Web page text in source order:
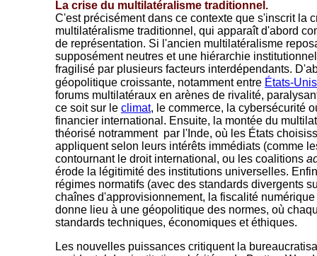
La crise du multilatéralisme traditionnel.
C'est précisément dans ce contexte que s'inscrit la
multilatéralisme traditionnel, qui apparaît d'abord
de représentation. Si l'ancien multilatéralisme
supposément neutres et une hiérarchie
fragilisé par plusieurs facteurs interdépendants.
géopolitique croissante, notamment entre États-Unis
forums multilatéraux en arènes de rivalité,
ce soit sur le climat, le commerce, la cybersécurité
financier international. Ensuite, la montée du
théorisé notramment par l'Inde, où les États
appliquent selon leurs intérêts immédiats (comme
contournant le droit international, ou les coalitions
érode la légitimité des institutions universelles.
régimes normatifs (avec des standards divergents
chaînes d'approvisionnement, la fiscalité
donne lieu à une géopolitique des normes, où
standards techniques, économiques et éthiques.
Les nouvelles puissances critiquent la